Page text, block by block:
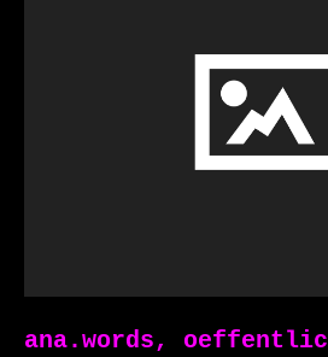
ana.words,